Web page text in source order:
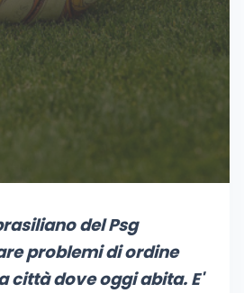
del Psg
problemi di ordine
città dove oggi abita. E'